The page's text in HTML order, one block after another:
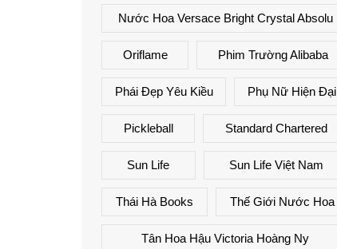
Nước Hoa Versace Bright Crystal Absolu
Oriflame Phim Trường Alibaba
Phái Đẹp Yêu Kiều Phụ Nữ Hiện Đại
Pickleball Standard Chartered
Sun Life Sun Life Việt Nam
Thái Hà Books Thế Giới Nước Hoa
Tân Hoa Hậu Victoria Hoàng Ny